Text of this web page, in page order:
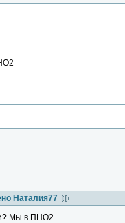
Наталия77
Мы в ПНО2